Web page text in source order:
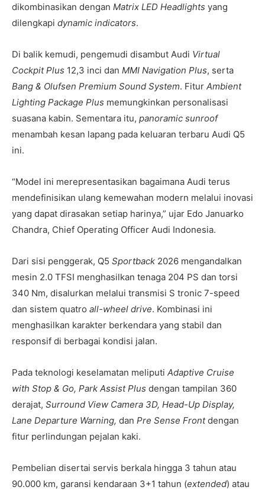
dikombinasikan dengan Matrix LED Headlights yang
dilengkapi dynamic indicators.
Di balik kemudi, pengemudi disambut Audi Virtual
Cockpit Plus 12,3 inci dan MMI Navigation Plus, serta
Bang & Olufsen Premium Sound System. Fitur Ambient
Lighting Package Plus memungkinkan personalisasi
suasana kabin. Sementara itu, panoramic sunroof
menambah kesan lapang pada keluaran terbaru Audi Q5
ini.
“Model ini merepresentasikan bagaimana Audi terus
mendefinisikan ulang kemewahan modern melalui inovasi
yang dapat dirasakan setiap harinya,” ujar Edo Januarko
Chandra, Chief Operating Officer Audi Indonesia.
Dari sisi penggerak, Q5 Sportback 2026 mengandalkan
mesin 2.0 TFSI menghasilkan tenaga 204 PS dan torsi
340 Nm, disalurkan melalui transmisi S tronic 7-speed
dan sistem quatro all-wheel drive. Kombinasi ini
menghasilkan karakter berkendara yang stabil dan
responsif di berbagai kondisi jalan.
Pada teknologi keselamatan meliputi Adaptive Cruise
with Stop & Go, Park Assist Plus dengan tampilan 360
derajat, Surround View Camera 3D, Head-Up Display,
Lane Departure Warning, dan Pre Sense Frontdengan
fitur perlindungan pejalan kaki.
Pembelian disertai servis berkala hingga 3 tahun atau
90.000 km, garansi kendaraan 3+1 tahun (extended) atau